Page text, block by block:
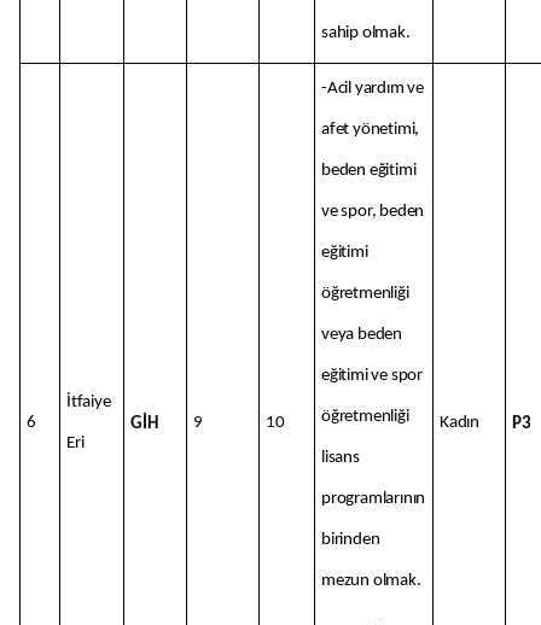
sahip olmak.
6
İtfaiye
Eri
GİH 9 10
-Acil yardım ve
afet yönetimi,
beden eğitimi
ve spor, beden
eğitimi
öğretmenliği
veya beden
eğitimi ve spor
öğretmenliği
lisans
programlarının
birinden
mezun olmak.
Kadın P3